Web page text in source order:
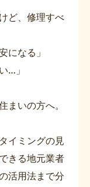
ど、修理すべ
になる」
…」
まいの方へ。
イミングの見
きる地元業者
活用法まで分